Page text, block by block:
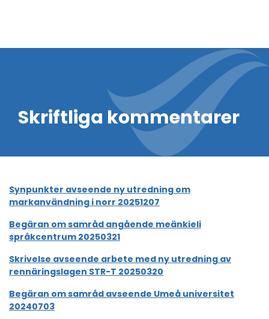
Skriftliga kommentarer
Synpunkter avseende ny utredning om
markanvändning i norr 20251207
Begäran om samråd angående meänkieli
språkcentrum 20250321
Skrivelse avseende arbete med ny utredning av
rennäringslagen STR-T 20250320
Begäran om samråd avseende Umeå universitet
20240703